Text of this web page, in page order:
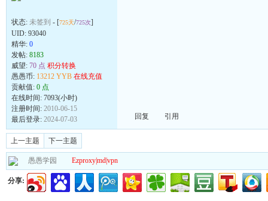
状态: 未签到 - [725天/725次]
UID: 93040
精华: 0
发帖: 8183
威望: 70 点 积分转换
愚愚币: 13212 YYB 在线充值
贡献值: 0 点
在线时间: 7093(小时)
注册时间: 2010-06-15
最后登录: 2024-07-03 回复 引用
上一主题 下一主题
愚愚学园 Ezproxy|md|vpn
分享: